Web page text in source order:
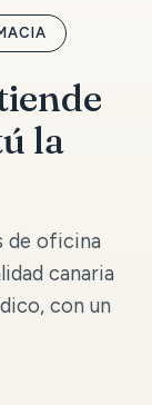
la
de oficina
canaria
con un